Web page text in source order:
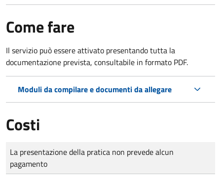
Come fare
Il servizio può essere attivato presentando tutta la
documentazione prevista, consultabile in formato PDF.
Moduli da compilare e documenti da allegare
Costi
Tipo di pagamento
Importo
La presentazione della pratica non prevede alcun
pagamento